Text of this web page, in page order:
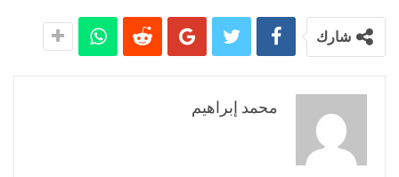
شارك
محمد إبراهيم